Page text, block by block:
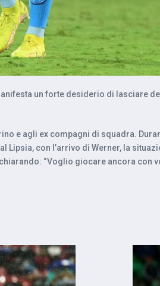
un forte desiderio di lasciare
e agli ex compagni di squadra.
con l’arrivo di Werner, la
“Voglio giocare ancora con